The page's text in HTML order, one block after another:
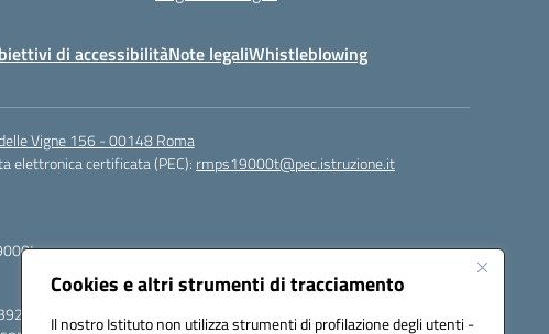
Cookies e altri strumenti di tracciamento
Il nostro Istituto non utilizza strumenti di profilazione degli utenti -
di accessibilitàNote legaliWhistleblowing
Vigne 156 - 00148 Roma
elettronica certificata (PEC): rmps19000t@pec.istruzione.it